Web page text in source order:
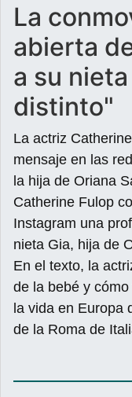
La
abierta
a su
distinto"
La actriz
mensaje en las
la hija de Oriana
Catherine Fulop
Instagram una
nieta Gia, hija de
En el texto, la
de la bebé y
la vida en Europa
de la Roma de